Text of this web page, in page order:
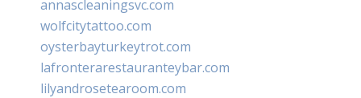
annascleaningsvc.com
wolfcitytattoo.com
oysterbayturkeytrot.com
lafronterarestauranteybar.com
lilyandrosetearoom.com